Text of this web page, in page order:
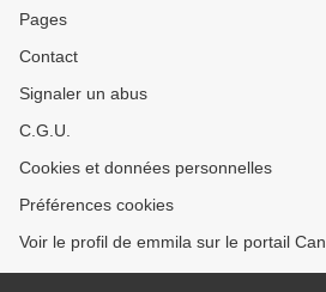
Pages
Contact
Signaler un abus
C.G.U.
Cookies et données personnelles
Préférences cookies
Voir le profil de emmila sur le portail